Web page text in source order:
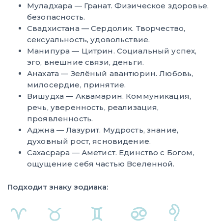
Муладхара — Гранат. Физическое здоровье,
безопасность.
Свадхистана — Сердолик. Творчество,
сексуальность, удовольствие.
Манипура — Цитрин. Социальный успех,
эго, внешние связи, деньги.
Анахата — Зелёный авантюрин. Любовь,
милосердие, принятие.
Вишудха — Аквамарин. Коммуникация,
речь, уверенность, реализация,
проявленность.
Аджна — Лазурит. Мудрость, знание,
духовный рост, ясновидение.
Сахасрара — Аметист. Единство с Богом,
ощущение себя частью Вселенной.
Подходит знаку зодиака: